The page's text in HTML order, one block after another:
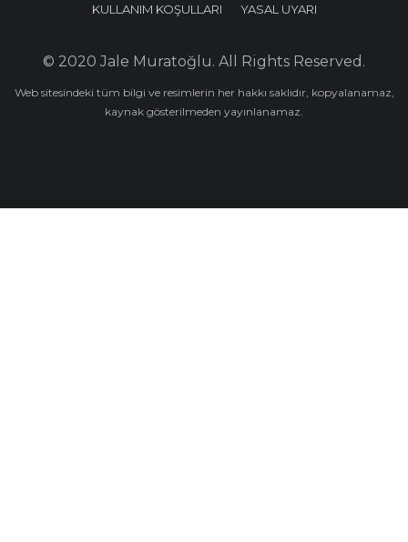
KULLANIM KOŞULLARI
YASAL UYARI
© 2020 Jale Muratoğlu. All Rights Reserved.
Web sitesindeki tüm bilgi ve resimlerin her hakkı saklıdır, kopyalanamaz,
kaynak gösterilmeden yayınlanamaz.